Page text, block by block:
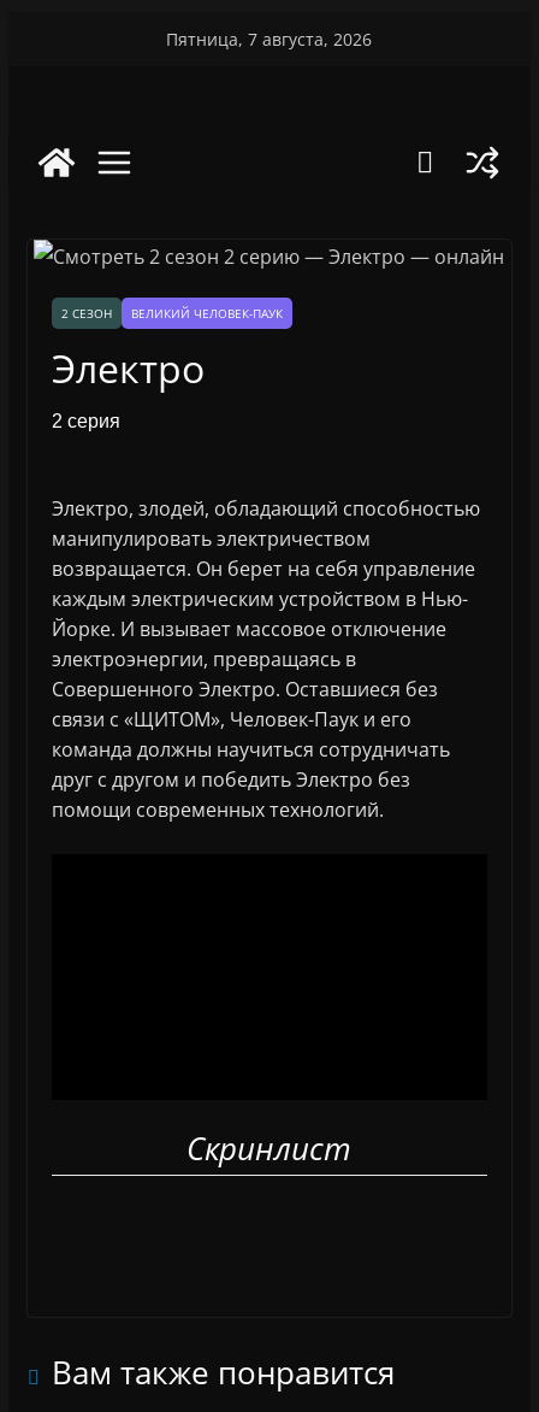
Пятница, 7 августа, 2026
2 СЕЗОН ВЕЛИКИЙ ЧЕЛОВЕК-ПАУК
Электро
2 серия
Электро, злодей, обладающий способностью
манипулировать электричеством
возвращается. Он берет на себя управление
каждым электрическим устройством в Нью-
Йорке. И вызывает массовое отключение
электроэнергии, превращаясь в
Совершенного Электро. Оставшиеся без
связи с «ЩИТОМ», Человек-Паук и его
команда должны научиться сотрудничать
друг с другом и победить Электро без
помощи современных технологий.
Скринлист
Вам также понравится